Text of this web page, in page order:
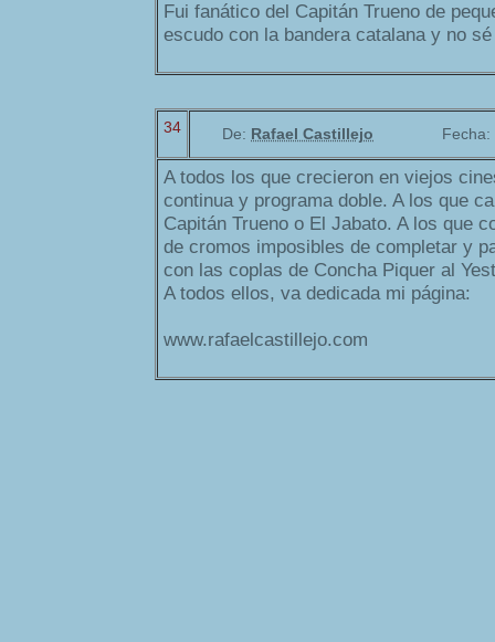
Fui fanático del Capitán Trueno de
escudo con la bandera catalana y no
34 De: Rafael Castillejo Fecha:
A todos los que crecieron en viejos
continua y programa doble. A los que
Capitán Trueno o El Jabato. A los que
de cromos imposibles de completar y
con las coplas de Concha Piquer al
A todos ellos, va dedicada mi página:
www.rafaelcastillejo.com